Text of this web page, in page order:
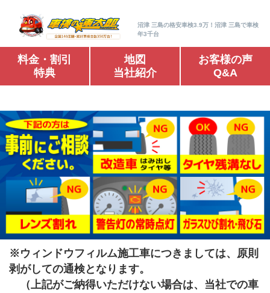
沼津 三島の格安車検3.9万！沼津 三島で車検
年3千台
料金・割引
特典
地図
当社紹介
お客様の声
Q&A
※ウィンドウフィルム施工車につきましては、原則
剥がしての通検となります。
（上記がご納得いただけない場合は、当社での車